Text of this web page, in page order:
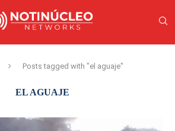
Posts tagged with "el aguaje"
EL AGUAJE